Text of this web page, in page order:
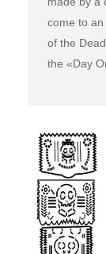
come to
of the
the «Day